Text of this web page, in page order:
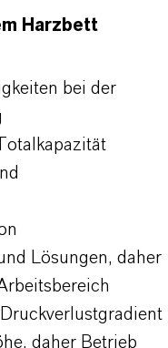
Harzbett
bei der
Lösungen, daher
daher Betrieb